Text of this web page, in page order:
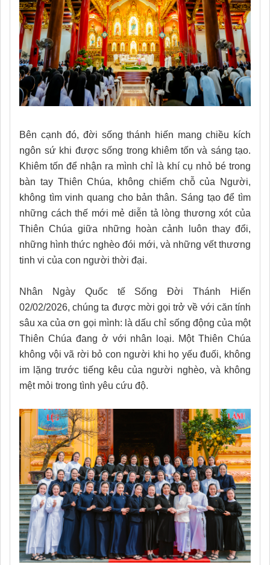
Bên cạnh đó, đời sống thánh hiến mang chiều kích
ngôn sứ khi được sống trong khiêm tốn và sáng tạo.
Khiêm tốn để nhận ra mình chỉ là khí cụ nhỏ bé trong
bàn tay Thiên Chúa, không chiếm chỗ của Người,
không tìm vinh quang cho bản thân. Sáng tạo để tìm
những cách thế mới mẻ diễn tả lòng thương xót của
Thiên Chúa giữa những hoàn cảnh luôn thay đổi,
những hình thức nghèo đói mới, và những vết thương
tinh vi của con người thời đại.
Nhân Ngày Quốc tế Sống Đời Thánh Hiến
02/02/2026, chúng ta được mời gọi trở về với căn tính
sâu xa của ơn gọi mình: là dấu chỉ sống động của một
Thiên Chúa đang ở với nhân loại. Một Thiên Chúa
không vội vã rời bỏ con người khi họ yếu đuối, không
im lặng trước tiếng kêu của người nghèo, và không
mệt mỏi trong tình yêu cứu độ.